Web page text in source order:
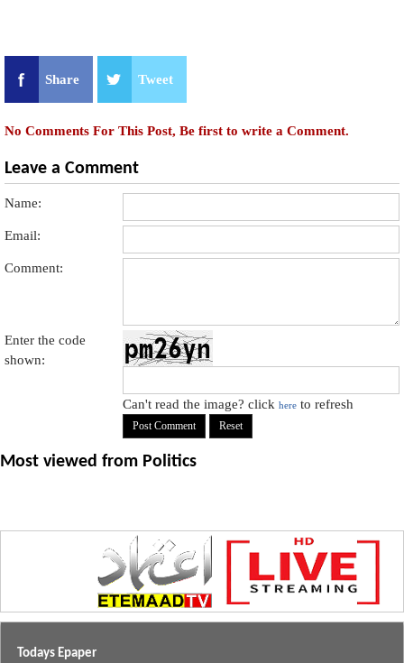
Share Tweet
No Comments For This Post, Be first to write a Comment.
Leave a Comment
Name:
Email:
Comment:
Enter the code
shown:
Can't read the image? clickhere to refresh
Most viewed from Politics
Todays Epaper